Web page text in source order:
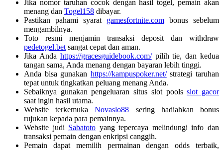
Jika nomor taruhan cocok dengan hasil togel, pemain akan
menang dan Togel158 dibayar.
Pastikan pahami syarat gamesfortnite.com bonus sebelum
mengambilnya.
Toto resmi menjamin transaksi deposit dan withdraw
pedetogel.bet sangat cepat dan aman.
Jika Anda https://gracesguidebook.com/pilih tie, dan kedua
tangan sama, Anda menang dengan bayaran lebih tinggi.
Anda bisa gunakan https://kampuspoker.net/strategi taruhan
tepat untuk tingkatkan peluang menang Anda.
Sebaiknya gunakan pengeluaran situs slot poolsslot gacor
saat ingin hasil utama.
Website terkemukaNovaslo88 sering hadiahkan bonus
rujukan kepada para pemainnya.
Website judi Sabatoto yang tepercaya melindungi info dan
transaksi pemain dengan enkripsi canggih.
Pemain dapat memilih permainan dengan odds terbaik,